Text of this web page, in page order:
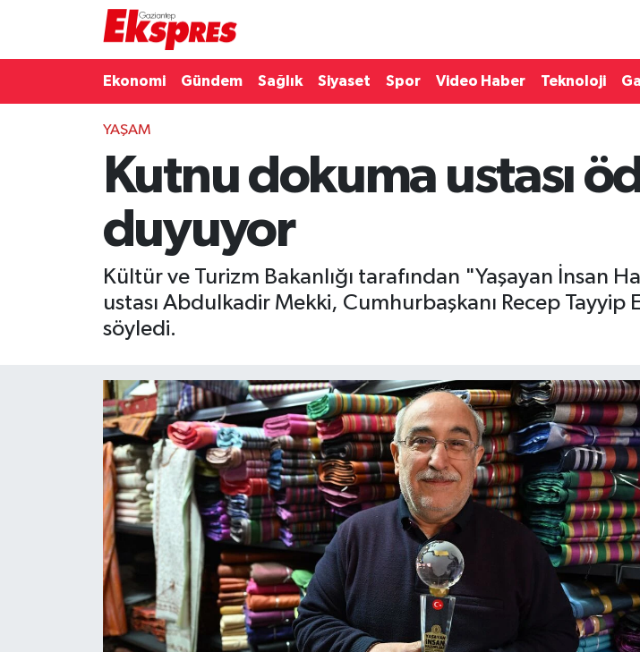
Ekonomi Gündem Sağlık Siyaset Spor Video Haber Teknoloji
YAŞAM
Kutnu dokuma ustası
duyuyor
Kültür ve Turizm Bakanlığı tarafından "Yaşayan İnsan
ustası Abdulkadir Mekki, Cumhurbaşkanı Recep Tayyip
söyledi.
Gaziantep son dakika
Gündem
Haberler
Kültür Sanat
Magazin
Resmi İlanlar
Sinemalar
Puan Durumu ve Fikstür
Son Dakika Haberleri
Haber Arşivi